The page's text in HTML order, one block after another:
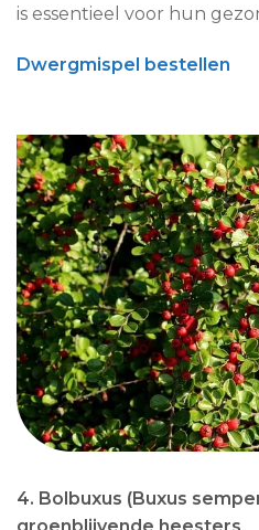
is essentieel voor hun
Dwergmispel bestellen
4. Bolbuxus (Buxus